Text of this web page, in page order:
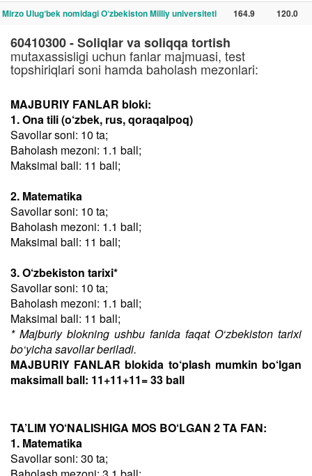
Mirzo Ulug‘bek nomidagi O‘zbekiston Milliy universiteti
164.9 120.0
60410300 - Soliqlar va soliqqa tortish
mutaxassisligi uchun fanlar majmuasi, test
topshiriqlari soni hamda baholash mezonlari:
MAJBURIY FANLAR bloki:
1. Ona tili (o‘zbek, rus, qoraqalpoq)
Savollar soni: 10 ta;
Baholash mezoni: 1.1 ball;
Maksimal ball: 11 ball;
2. Matematika
Savollar soni: 10 ta;
Baholash mezoni: 1.1 ball;
Maksimal ball: 11 ball;
3. O‘zbekiston tarixi*
Savollar soni: 10 ta;
Baholash mezoni: 1.1 ball;
Maksimal ball: 11 ball;
* Majburiy blokning ushbu fanida faqat O‘zbekiston tarixi
bo‘yicha savollar beriladi.
MAJBURIY FANLAR blokida to‘plash mumkin bo‘lgan
maksimall ball: 11+11+11= 33 ball
TA’LIM YO‘NALISHIGA MOS BO‘LGAN 2 TA FAN:
1. Matematika
Savollar soni: 30 ta;